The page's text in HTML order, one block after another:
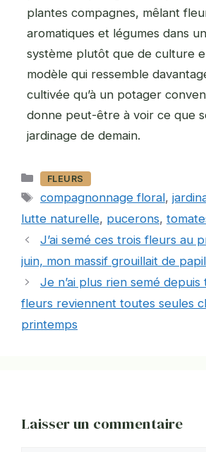
plantes compagnes, mêlant
aromatiques et légumes dans
système plutôt que de culture
modèle qui ressemble
cultivée qu’à un potager
donne peut-être à voir ce que
jardinage de demain.
Catégories
FLEURS
Étiquettes
compagnonnage floral,
lutte naturelle, pucerons,
J’ai semé ces trois fleurs au
juin, mon massif grouillait de
Je n’ai plus rien semé depuis
fleurs reviennent toutes seules
printemps
Laisser un commentaire